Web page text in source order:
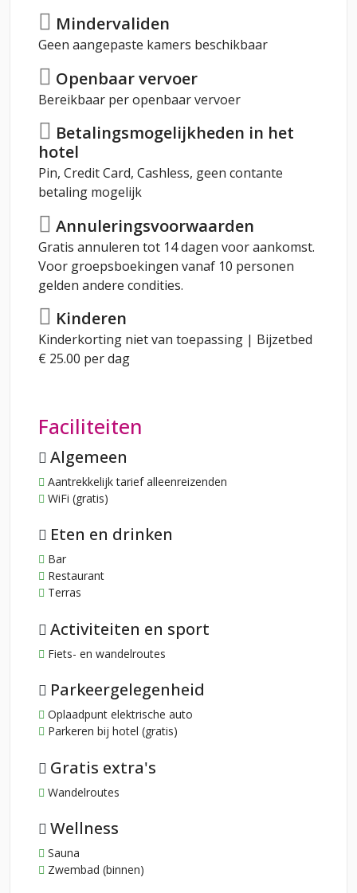
Mindervaliden
Geen aangepaste kamers beschikbaar
Openbaar vervoer
Bereikbaar per openbaar vervoer
Betalingsmogelijkheden in het
hotel
Pin, Credit Card, Cashless, geen contante
betaling mogelijk
Annuleringsvoorwaarden
Gratis annuleren tot 14 dagen voor aankomst.
Voor groepsboekingen vanaf 10 personen
gelden andere condities.
Kinderen
Kinderkorting niet van toepassing | Bijzetbed
€ 25.00 per dag
Faciliteiten
Algemeen
Aantrekkelijk tarief alleenreizenden
WiFi (gratis)
Eten en drinken
Bar
Restaurant
Terras
Activiteiten en sport
Fiets- en wandelroutes
Parkeergelegenheid
Oplaadpunt elektrische auto
Parkeren bij hotel (gratis)
Gratis extra's
Wandelroutes
Wellness
Sauna
Zwembad (binnen)